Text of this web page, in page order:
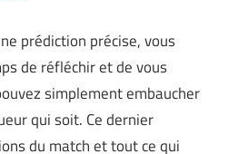
prédiction précise, vous
de réfléchir et de vous
simplement embaucher
qui soit. Ce dernier
du match et tout ce qui